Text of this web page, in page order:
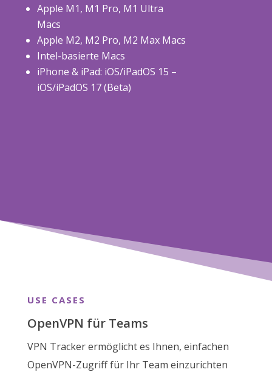
Apple M1, M1 Pro, M1 Ultra
Macs
Apple M2, M2 Pro, M2 Max Macs
Intel-basierte Macs
iPhone & iPad: iOS/iPadOS 15 –
iOS/iPadOS 17 (Beta)
USE CASES
OpenVPN für Teams
VPN Tracker ermöglicht es Ihnen, einfachen
OpenVPN-Zugriff für Ihr Team einzurichten